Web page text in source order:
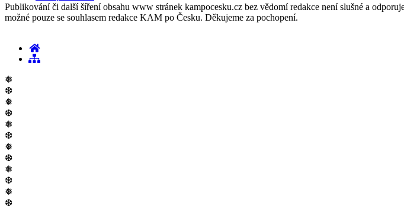
Publikování či další šíření obsahu www stránek kampocesku.cz bez vědomí redakce není slušné a
možné pouze se souhlasem redakce KAM po Česku. Děkujeme za pochopení.
❅
❆
❅
❆
❅
❆
❅
❆
❅
❆
❅
❆